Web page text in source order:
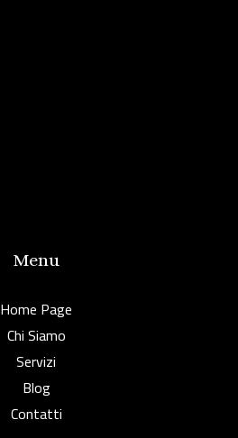
Menu
Home Page
Chi Siamo
Servizi
Blog
Contatti